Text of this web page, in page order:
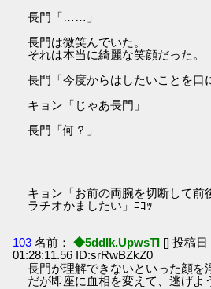
長門「……」
長門は微笑んでいた。
それは本当に綺麗な笑顔だった。
長門「今度からはしたいことを口
キョン「じゃあ長門」
長門「何？」
キョン「お前の両腕を切断して前
ラチオかましたい」ﾆｺｯ
103 名前： ◆5ddIk.UpwsTI [] 投稿日
01:28:11.56 ID:srRwBZkZ0
長門が理解できないといった顔を
だが即座に血相を変えて、逃げよ